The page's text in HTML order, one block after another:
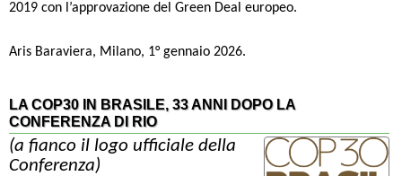
2019 con l’approvazione del Green Deal europeo.
Aris Baraviera, Milano, 1° gennaio 2026.
LA COP30 IN BRASILE, 33 ANNI DOPO LA
CONFERENZA DI RIO
(a fianco il logo ufficiale della
Conferenza)